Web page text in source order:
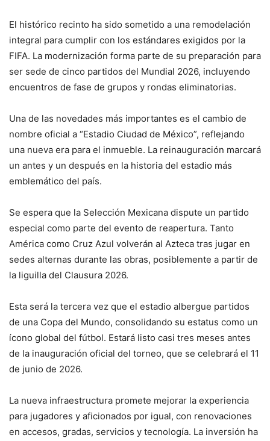
El histórico recinto ha sido sometido a una remodelación
integral para cumplir con los estándares exigidos por la
FIFA. La modernización forma parte de su preparación para
ser sede de cinco partidos del Mundial 2026, incluyendo
encuentros de fase de grupos y rondas eliminatorias.
Una de las novedades más importantes es el cambio de
nombre oficial a “Estadio Ciudad de México”, reflejando
una nueva era para el inmueble. La reinauguración marcará
un antes y un después en la historia del estadio más
emblemático del país.
Se espera que la Selección Mexicana dispute un partido
especial como parte del evento de reapertura. Tanto
América como Cruz Azul volverán al Azteca tras jugar en
sedes alternas durante las obras, posiblemente a partir de
la liguilla del Clausura 2026.
Esta será la tercera vez que el estadio albergue partidos
de una Copa del Mundo, consolidando su estatus como un
ícono global del fútbol. Estará listo casi tres meses antes
de la inauguración oficial del torneo, que se celebrará el 11
de junio de 2026.
La nueva infraestructura promete mejorar la experiencia
para jugadores y aficionados por igual, con renovaciones
en accesos, gradas, servicios y tecnología. La inversión ha